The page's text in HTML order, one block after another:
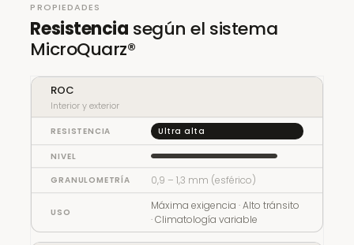
PROPIEDADES
Resistencia según el sistema
MicroQuarz®
SISTEMA
RESISTENCIA AL DESGASTE
USO RECOMENDADO
ROC
Interior y exterior
Ultra alta
0,9 – 1,3 mm (esférico)
Máxima exigencia · Alto tránsito
· Climatología variable